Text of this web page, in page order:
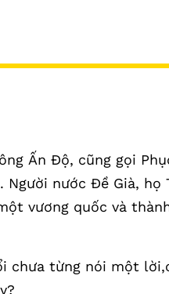
Ấn Độ, cũng gọi
Người nước Đề Già, họ
vương quốc và
chưa từng nói một